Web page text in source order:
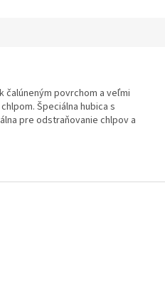
čalúneným povrchom a veľmi
Špeciálna hubica s
pre odstraňovanie chlpov a